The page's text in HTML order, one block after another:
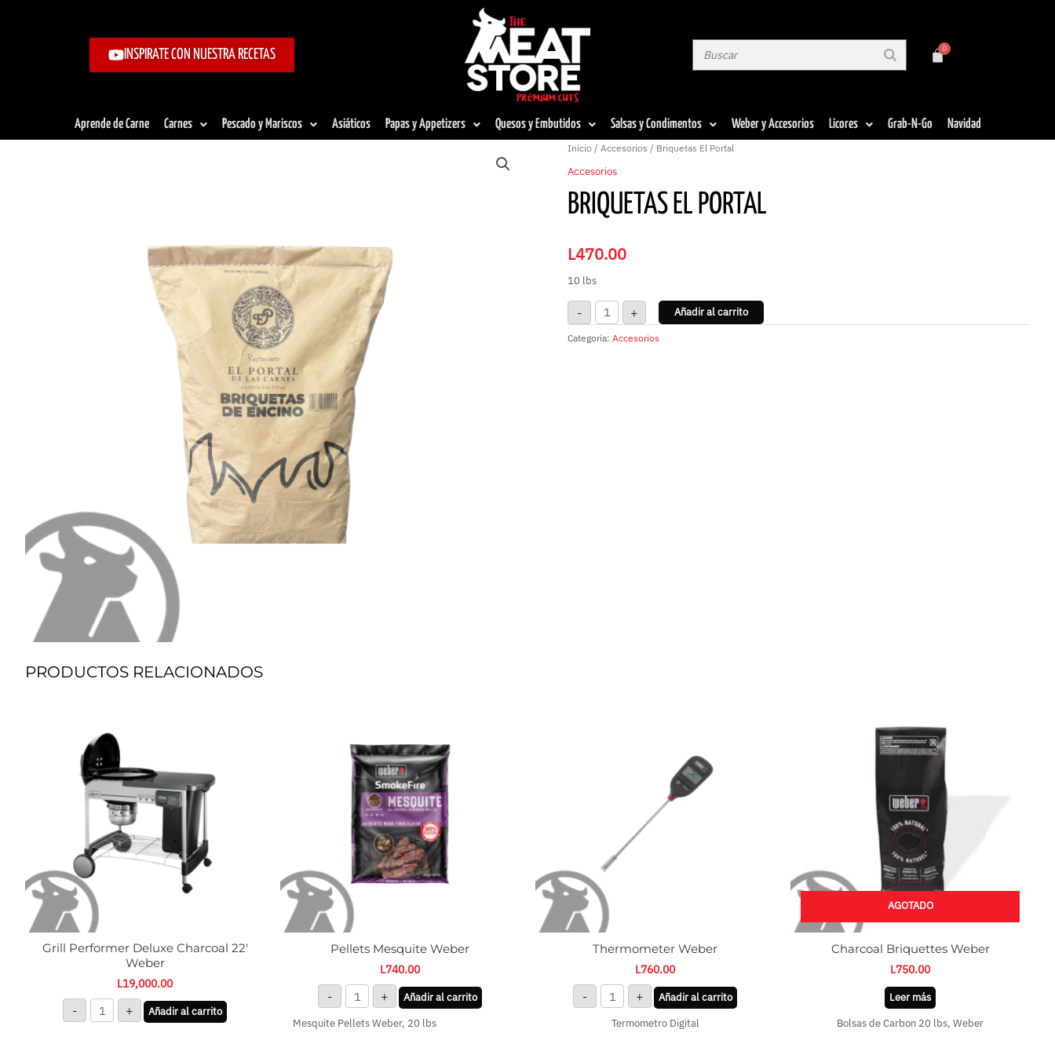
INSPIRATE CON NUESTRA RECETAS
Aprende de Carne Carnes Pescado y Mariscos Asiáticos Papas y Appetizers Quesos y Embutidos Salsas y Condimentos Weber y Accesorios Licores Grab-N-Go Navidad
Inicio /Accesorios / Briquetas El Portal
Accesorios
BRIQUETAS EL PORTAL
L470.00
10 lbs
-
Briquetas
El
Portal
cantidad
+ Añadir al carrito
Categoría:Accesorios
PRODUCTOS RELACIONADOS
Grill Performer Deluxe Charcoal 22′
Weber
L19,000.00
-
22'
Weber
cantidad
+ Añadir al carrito
Pellets Mesquite Weber
L740.00
- +
Añadir al carrito
Mesquite Pellets Weber, 20 lbs
Thermometer Weber
L760.00
- +
Añadir al carrito
Termometro Digital
AGOTADO
Charcoal Briquettes Weber
L750.00
Leer más
Bolsas de Carbon 20 lbs, Weber